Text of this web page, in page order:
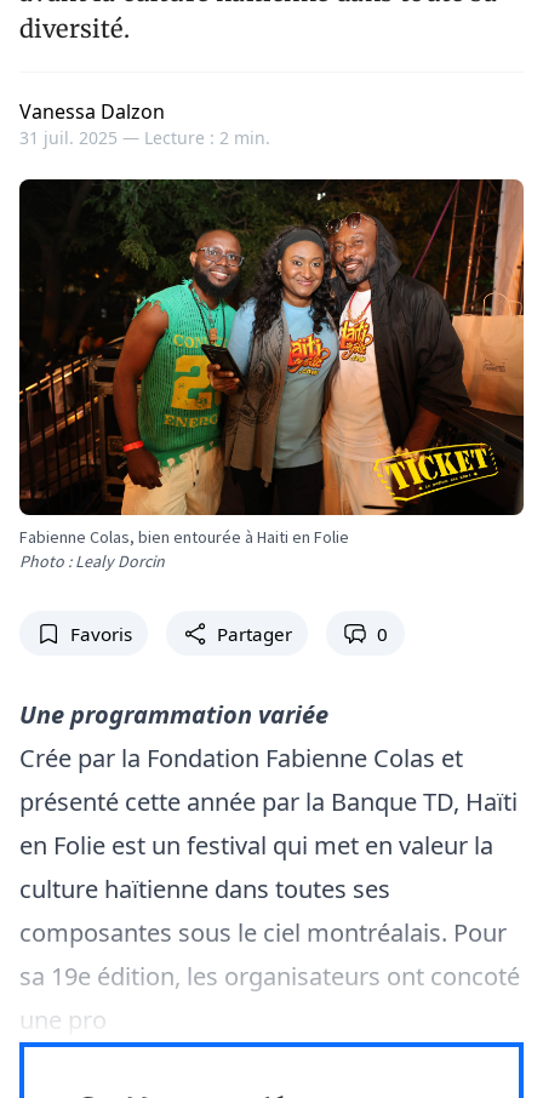
diversité.
Vanessa Dalzon
31 juil. 2025 — Lecture : 2 min.
Fabienne Colas, bien entourée à Haiti en Folie
Photo : Lealy Dorcin
Favoris Partager 0
Une programmation variée
Crée par la Fondation Fabienne Colas et
présenté cette année par la Banque TD, Haïti
en Folie est un festival qui met en valeur la
culture haïtienne dans toutes ses
composantes sous le ciel montréalais. Pour
sa 19e édition, les organisateurs ont concoté
une pro